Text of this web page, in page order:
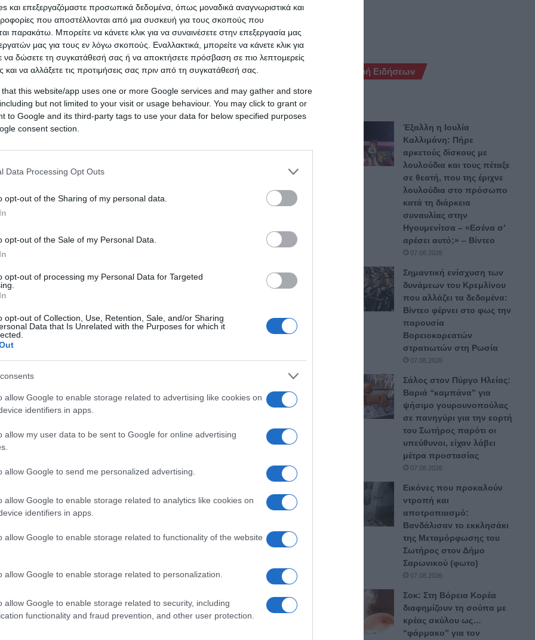
και επεξεργαζόμαστε προσωπικά δεδομένα, όπως μοναδικά αναγνωριστικά και
που αποστέλλονται από μια συσκευή για τους σκοπούς που
παρακάτω. Μπορείτε να κάνετε κλικ για να συναινέσετε στην επεξεργασία μας
μας για τους εν λόγω σκοπούς. Εναλλακτικά, μπορείτε να κάνετε κλικ για
να δώσετε τη συγκατάθεσή σας ή να αποκτήσετε πρόσβαση σε πιο λεπτομερείς
και να αλλάξετε τις προτιμήσεις σας πριν από τη συγκατάθεσή σας.
that this website/app uses one or more Google services and may gather and store
but not limited to your visit or usage behaviour. You may click to grant or
to Google and its third-party tags to use your data for below specified purposes
consent section.
Data Processing Opt Outs
opt-out of the Sharing of my personal data.
opt-out of the Sale of my Personal Data.
opt-out of processing my Personal Data for Targeted
opt-out of Collection, Use, Retention, Sale, and/or Sharing
Data that Is Unrelated with the Purposes for which it
allow Google to enable storage related to advertising like cookies on
identifiers in apps.
allow my user data to be sent to Google for online advertising
allow Google to send me personalized advertising.
allow Google to enable storage related to analytics like cookies on
identifiers in apps.
allow Google to enable storage related to functionality of the website
allow Google to enable storage related to personalization.
allow Google to enable storage related to security, including
functionality and fraud prevention, and other user protection.
μεμπισκόταγεμιστά που εξαφανίζεται στο λεπτό. Με
με λεμόνι.
υφή και γεμιστά μπισκότα
1/2 λίτρο γάλα χωριστά και βάζουμε το υπόλοιπο σε
Ροή Ειδήσεων
Έξαλλη η Ιουλία
Καλλιμάνη: Πήρε
αρκετούς δίσκους με
λουλούδια και τους πέταξε
σε θεατή, που της έριχνε
λουλούδια στο πρόσωπο
κατά τη διάρκεια
συναυλίας στην
Ηγουμενίτσα – «Εσένα σ’
αρέσει αυτό;» – Βίντεο
07.08.2026
Σημαντική ενίσχυση των
δυνάμεων του Κρεμλίνου
που αλλάζει τα δεδομένα:
Βίντεο φέρνει στο φως την
παρουσία
Βορειοκορεατών
στρατιωτών στη Ρωσία
07.08.2026
Σάλος στον Πύργο Ηλείας:
Βαριά “καμπάνα” για
ψήσιμο γουρουνοπούλας
σε πανηγύρι για την εορτή
του Σωτήρος παρότι οι
υπεύθυνοι, είχαν λάβει
μέτρα προστασίας
07.08.2026
Εικόνες που προκαλούν
ντροπή και
αποτροπιασμό:
Βανδάλισαν το εκκλησάκι
της Μεταμόρφωσης του
Σωτήρος στον Δήμο
Σαρωνικού (φωτο)
07.08.2026
Σοκ: Στη Βόρεια Κορέα
διαφημίζουν τη σούπα με
κρέας σκύλου ως…
“φάρμακο” για τον